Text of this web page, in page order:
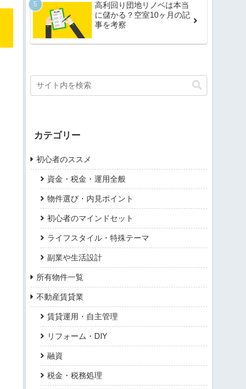
高利回り団地リノベは本当
に儲かる？空室10ヶ月の記
事を考察
カテゴリー
初心者のススメ
資金・税金・運用全般
物件選び・内見ポイント
初心者のマインドセット
ライフスタイル・特殊テーマ
副業や生活設計
所有物件一覧
不動産賃貸業
賃貸運用・自主管理
リフォーム・DIY
融資
税金・税務処理